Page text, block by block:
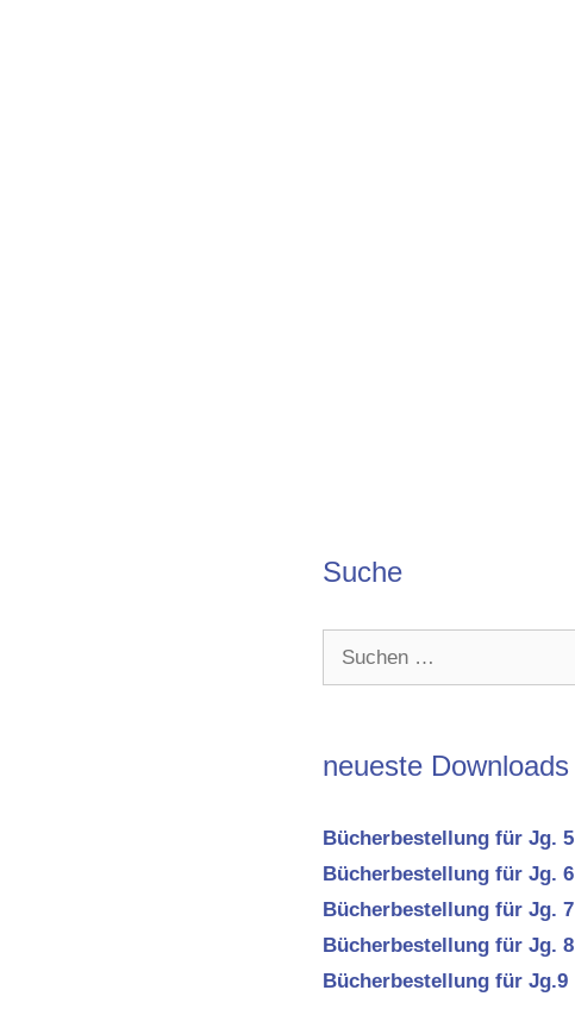
Suche
neueste Downloads
Bücherbestellung für Jg. 5
Bücherbestellung für Jg. 6
Bücherbestellung für Jg. 7
Bücherbestellung für Jg. 8
Bücherbestellung für Jg.9